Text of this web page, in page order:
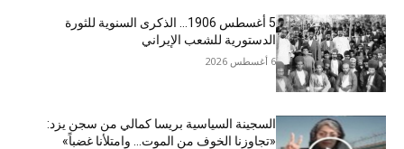
5 أغسطس 1906… الذكرى السنوية للثورة
الدستورية للشعب الإيراني
6 أغسطس 2026
السجينة السياسية بريسا كمالي من سجن يزد:
«تجاوزنا الخوف من الموت… وامتلأنا غضباً»